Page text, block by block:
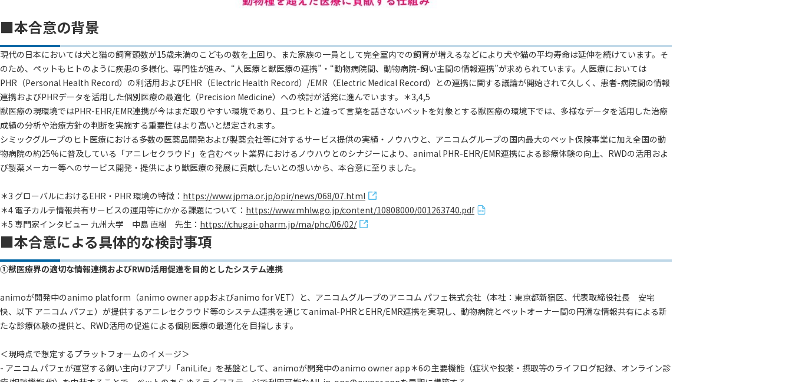
■本合意の背景
現代の日本においては犬と猫の飼育頭数が15歳未満のこどもの数を上回り、また家族の一員として完全室内での飼育が増えるなどにより犬や猫の平均寿命は延伸を続けています。そ
のため、ペットもヒトのように疾患の多様化、専門性が進み、“人医療と獣医療の連携”・“動物病院間、動物病院-飼い主間の情報連携”が求められています。人医療においては
PHR（Personal Health Record）の利活用およびEHR（Electric Health Record）/EMR（Electric Medical Record）との連携に関する議論が開始されて久しく、患者-病院間の情報
連携およびPHRデータを活用した個別医療の最適化（Precision Medicine）への検討が活発に進んでいます。＊3,4,5
獣医療の現環境ではPHR-EHR/EMR連携が今はまだ取りやすい環境であり、且つヒトと違って言葉を話さないペットを対象とする獣医療の環境下では、多様なデータを活用した治療
成績の分析や治療方針の判断を実施する重要性はより高いと想定されます。
シミックグループのヒト医療における多数の医薬品開発および製薬会社等に対するサービス提供の実績・ノウハウと、アニコムグループの国内最大のペット保険事業に加え全国の動
物病院の約25%に普及している「アニレセクラウド」を含むペット業界におけるノウハウとのシナジーにより、animal PHR-EHR/EMR連携による診療体験の向上、RWDの活用およ
び製薬メーカー等へのサービス開発・提供により獣医療の発展に貢献したいとの想いから、本合意に至りました。
＊3 グローバルにおけるEHR・PHR 環境の特徴： https://www.jpma.or.jp/opir/news/068/07.html
＊4 電子カルテ情報共有サービスの運用等にかかる課題について： https://www.mhlw.go.jp/content/10808000/001263740.pdf
＊5 専門家インタビュー 九州大学 中島 直樹 先生： https://chugai-pharm.jp/ma/phc/06/02/
■本合意による具体的な検討事項
①獣医療界の適切な情報連携およびRWD活用促進を目的としたシステム連携
animoが開発中のanimo platform（animo owner appおよびanimo for VET）と、アニコムグループのアニコム パフェ株式会社（本社：東京都新宿区、代表取締役社長 安宅
快、以下 アニコム パフェ）が提供するアニレセクラウド等のシステム連携を通じてanimal-PHRとEHR/EMR連携を実現し、動物病院とペットオーナー間の円滑な情報共有による新
たな診療体験の提供と、RWD活用の促進による個別医療の最適化を目指します。
＜現時点で想定するプラットフォームのイメージ＞
- アニコム パフェが運営する飼い主向けアプリ「aniLife」を基盤として、animoが開発中のanimo owner app＊6の主要機能（症状や投薬・摂取等のライフログ記録、オンライン診